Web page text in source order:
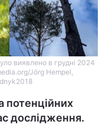
виявлено в грудні 2024
Jörg Hempel,
потенційних
дослідження.